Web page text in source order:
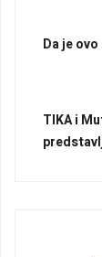
Da je
TIKA i